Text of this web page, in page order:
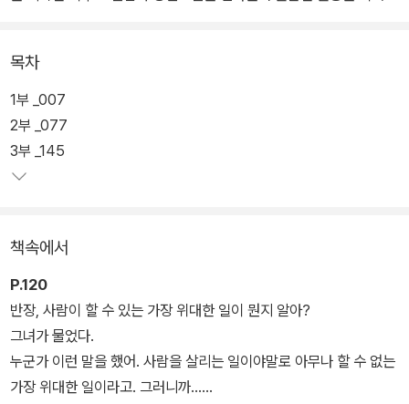
해진의 시선은 특히 장편에서 잘 드러난다.
탈북인 ‘로기완’의 삶을 조명한 『로기완을 만났다』(창비, 2011), 자신
의 힘으로 극복할 수 없는 괴로움에 잠긴 이들이 서로 마주하는 과정
을 담은 『여름을 지나가다』(문예중앙, 2015), 그리고 해외입양과 기
다.
『단순한 진심』 이후 5년 만에 선보이는 장편소설 『빛과 멜로디』는 2
023년 가을부터 2024년 봄까지 계간 『문학동네』에 연재한 후(연재
당시 제목은 ‘빛의 영원’) 결말부에 해당하는 4부를 새롭게 써내려간
끝에 완성된 작품으로, 평단의 커다란 호평과 함께 독자들에게 많은
목차
1부 _007
2부 _077
3부 _145
책속에서
P.120
반장, 사람이 할 수 있는 가장 위대한 일이 뭔지 알아?
그녀가 물었다.
누군가 이런 말을 했어. 사람을 살리는 일이야말로 아무나 할 수 없는
가장 위대한 일이라고. 그러니까……